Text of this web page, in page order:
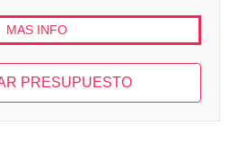
MAS INFO
PRESUPUESTO